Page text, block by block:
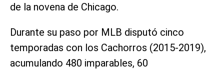
de la novena de Chicago.
Durante su paso por MLB disputó cinco
temporadas con los Cachorros (2015-2019),
acumulando 480 imparables, 60